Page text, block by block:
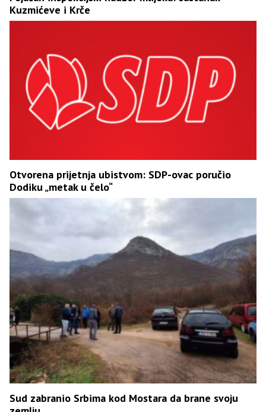
Kuzmićeve i Krče
Otvorena prijetnja ubistvom: SDP-ovac poručio
Dodiku „metak u čelo“
Sud zabranio Srbima kod Mostara da brane svoju